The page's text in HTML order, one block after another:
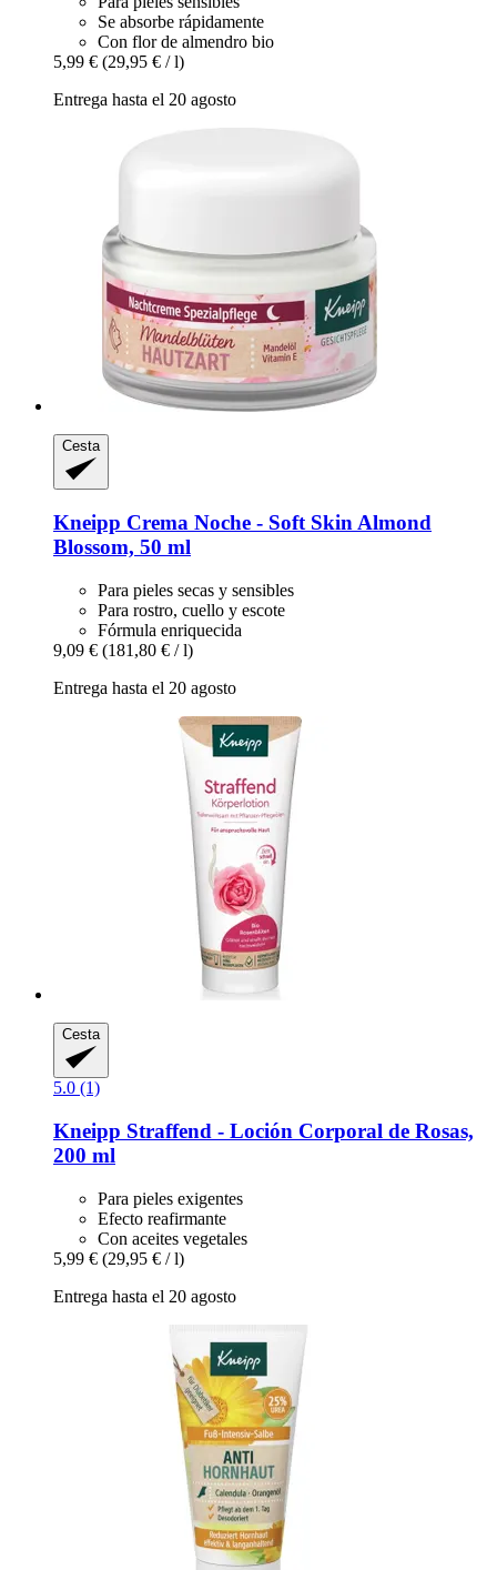
Se absorbe rápidamente
Con flor de almendro bio
5,99 € (29,95 € / l)
Entrega hasta el 20 agosto
Cesta
Kneipp Crema Noche -​ Soft Skin Almond
Blossom, 50 ml
Para pieles secas y sensibles
Para rostro, cuello y escote
Fórmula enriquecida
9,09 € (181,80 € / l)
Entrega hasta el 20 agosto
Cesta
5.0 (1)
Kneipp Straffend -​ Loción Corporal de Rosas,
200 ml
Para pieles exigentes
Efecto reafirmante
Con aceites vegetales
5,99 € (29,95 € / l)
Entrega hasta el 20 agosto